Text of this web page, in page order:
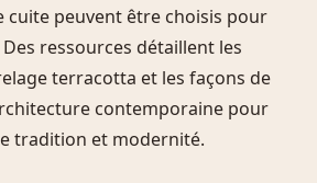
peuvent être choisis pour
ressources détaillent les
terracotta et les façons de
contemporaine pour
tradition et modernité.